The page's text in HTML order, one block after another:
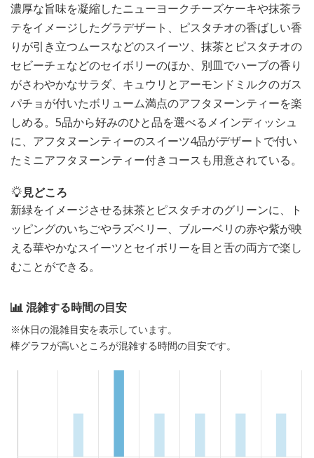
濃厚な旨味を凝縮したニューヨークチーズケーキや抹茶ラ
テをイメージしたグラデザート、ピスタチオの香ばしい香
りが引き立つムースなどのスイーツ、抹茶とピスタチオの
セビーチェなどのセイボリーのほか、別皿でハーブの香り
がさわやかなサラダ、キュウリとアーモンドミルクのガス
パチョが付いたボリューム満点のアフタヌーンティーを楽
しめる。5品から好みのひと品を選べるメインディッシュ
に、アフタヌーンティーのスイーツ4品がデザートで付い
たミニアフタヌーンティー付きコースも用意されている。
見どころ
新緑をイメージさせる抹茶とピスタチオのグリーンに、ト
ッピングのいちごやラズベリー、ブルーベリの赤や紫が映
える華やかなスイーツとセイボリーを目と舌の両方で楽し
むことができる。
混雑する時間の目安
※休日の混雑目安を表示しています。
棒グラフが高いところが混雑する時間の目安です。